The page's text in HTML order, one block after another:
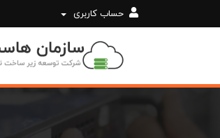
حساب کاربری